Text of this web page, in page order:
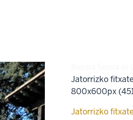
Jatorrizko
800x600px
Jatorrizko